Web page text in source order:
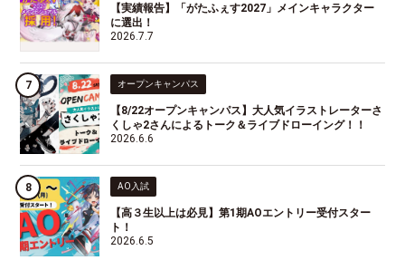
【実績報告】「がたふぇす2027」メインキャラクター
に選出！
2026.7.7
オープンキャンパス
【8/22オープンキャンパス】大人気イラストレーターさ
くしゃ2さんによるトーク＆ライブドローイング！！
2026.6.6
AO入試
【高３生以上は必見】第1期AOエントリー受付スター
ト！
2026.6.5